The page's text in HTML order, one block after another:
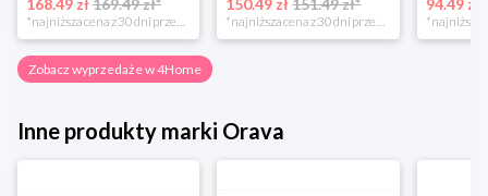
168.49 zł169.49 zł*
*najniższa cena z 30 dni przed obniżką
150.49 zł 151.49 zł*
*najniższa cena z 30 dni przed obniżką
94.49 zł
Zobacz wyprzedaże w 4Home
Inne produkty marki Orava